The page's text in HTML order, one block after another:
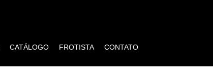
CATÁLOGO FROTISTA CONTATO